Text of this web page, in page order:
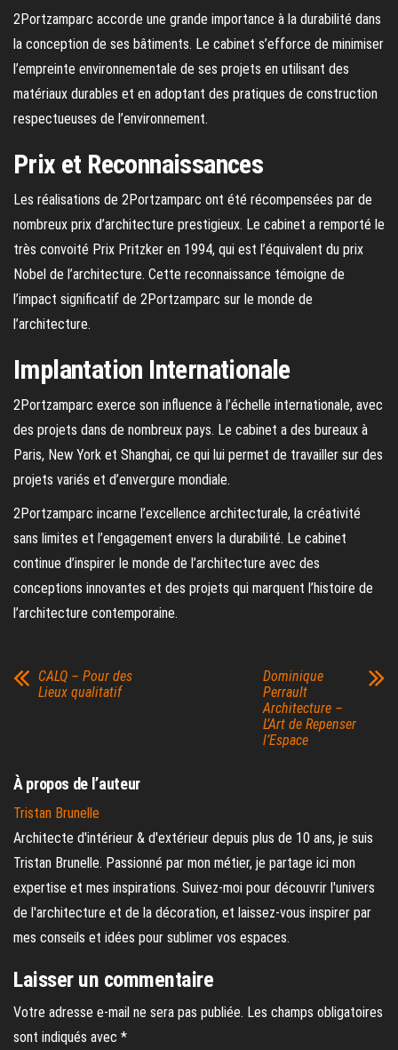
2Portzamparc accorde une grande importance à la durabilité dans
la conception de ses bâtiments. Le cabinet s’efforce de minimiser
l’empreinte environnementale de ses projets en utilisant des
matériaux durables et en adoptant des pratiques de construction
respectueuses de l’environnement.
Prix et Reconnaissances
Les réalisations de 2Portzamparc ont été récompensées par de
nombreux prix d’architecture prestigieux. Le cabinet a remporté le
très convoité Prix Pritzker en 1994, qui est l’équivalent du prix
Nobel de l’architecture. Cette reconnaissance témoigne de
l’impact significatif de 2Portzamparc sur le monde de
l’architecture.
Implantation Internationale
2Portzamparc exerce son influence à l’échelle internationale, avec
des projets dans de nombreux pays. Le cabinet a des bureaux à
Paris, New York et Shanghai, ce qui lui permet de travailler sur des
projets variés et d’envergure mondiale.
2Portzamparc incarne l’excellence architecturale, la créativité
sans limites et l’engagement envers la durabilité. Le cabinet
continue d’inspirer le monde de l’architecture avec des
conceptions innovantes et des projets qui marquent l’histoire de
l’architecture contemporaine.
CALQ – Pour des
Lieux qualitatif
Dominique
Perrault
Architecture –
L’Art de Repenser
l’Espace
À propos de l’auteur
Tristan Brunelle
Architecte d'intérieur & d'extérieur depuis plus de 10 ans, je suis
Tristan Brunelle. Passionné par mon métier, je partage ici mon
expertise et mes inspirations. Suivez-moi pour découvrir l'univers
de l'architecture et de la décoration, et laissez-vous inspirer par
mes conseils et idées pour sublimer vos espaces.
Laisser un commentaire
Votre adresse e-mail ne sera pas publiée. Les champs obligatoires
sont indiqués avec *